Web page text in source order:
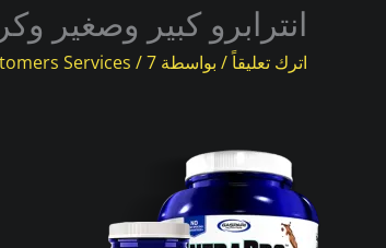
انترابرو كبير وصغير
اترك تعليقاً/ بواسطة Services /7 يونيو، 2022